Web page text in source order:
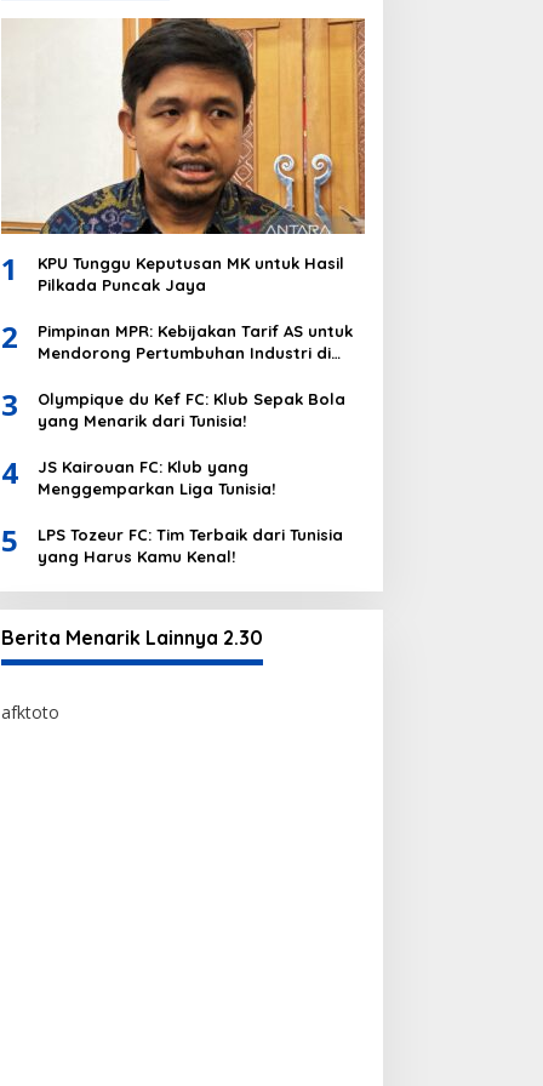
1
KPU Tunggu Keputusan MK untuk Hasil
Pilkada Puncak Jaya
2
Pimpinan MPR: Kebijakan Tarif AS untuk
Mendorong Pertumbuhan Industri di
3
Olympique du Kef FC: Klub Sepak Bola
yang Menarik dari Tunisia!
4
JS Kairouan FC: Klub yang
Menggemparkan Liga Tunisia!
5
LPS Tozeur FC: Tim Terbaik dari Tunisia
yang Harus Kamu Kenal!
Berita Menarik Lainnya 2.30
afktoto